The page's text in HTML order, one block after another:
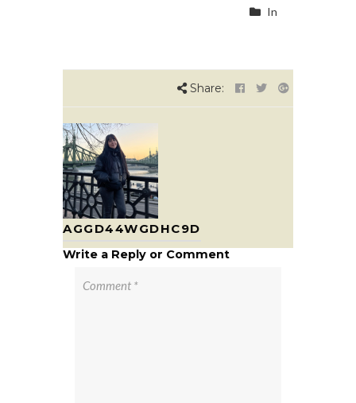
In
Share:
AGGD44WGDHC9D
Write a Reply or Comment